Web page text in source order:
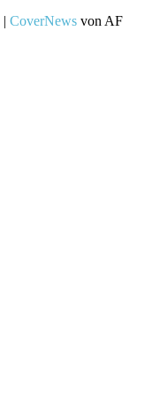
| CoverNews von AF